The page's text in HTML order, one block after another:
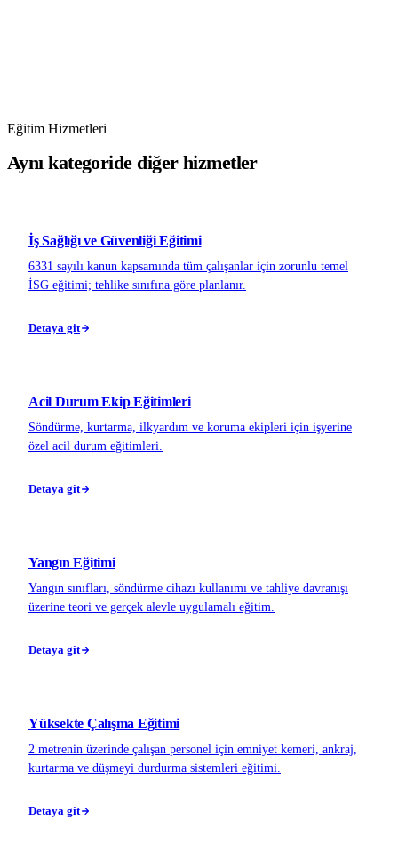
Eğitim Hizmetleri
Aynı kategoride diğer hizmetler
İş Sağlığı ve Güvenliği Eğitimi
6331 sayılı kanun kapsamında tüm çalışanlar için zorunlu temel
İSG eğitimi; tehlike sınıfına göre planlanır.
Detaya git
Acil Durum Ekip Eğitimleri
Söndürme, kurtarma, ilkyardım ve koruma ekipleri için işyerine
özel acil durum eğitimleri.
Detaya git
Yangın Eğitimi
Yangın sınıfları, söndürme cihazı kullanımı ve tahliye davranışı
üzerine teori ve gerçek alevle uygulamalı eğitim.
Detaya git
Yüksekte Çalışma Eğitimi
2 metrenin üzerinde çalışan personel için emniyet kemeri, ankraj,
kurtarma ve düşmeyi durdurma sistemleri eğitimi.
Detaya git